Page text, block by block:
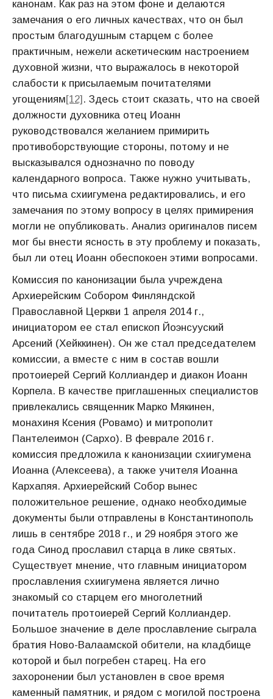
канонам. Как раз на этом фоне и делаются
замечания о его личных качествах, что он был
простым благодушным старцем с более
практичным, нежели аскетическим настроением
духовной жизни, что выражалось в некоторой
слабости к присылаемым почитателями
угощениям[12]. Здесь стоит сказать, что на своей
должности духовника отец Иоанн
руководствовался желанием примирить
противоборствующие стороны, потому и не
высказывался однозначно по поводу
календарного вопроса. Также нужно учитывать,
что письма схиигумена редактировались, и его
замечания по этому вопросу в целях примирения
могли не опубликовать. Анализ оригиналов писем
мог бы внести ясность в эту проблему и показать,
был ли отец Иоанн обеспокоен этими вопросами.
Комиссия по канонизации была учреждена
Архиерейским Собором Финляндской
Православной Церкви 1 апреля 2014 г.,
инициатором ее стал епископ Йоэнсууский
Арсений (Хейккинен). Он же стал председателем
комиссии, а вместе с ним в состав вошли
протоиерей Сергий Коллиандер и диакон Иоанн
Корпела. В качестве приглашенных специалистов
привлекались священник Марко Мякинен,
монахиня Ксения (Ровамо) и митрополит
Пантелеимон (Сархо). В феврале 2016 г.
комиссия предложила к канонизации схиигумена
Иоанна (Алексеева), а также учителя Иоанна
Кархапяя. Архиерейский Собор вынес
положительное решение, однако необходимые
документы были отправлены в Константинополь
лишь в сентябре 2018 г., и 29 ноября этого же
года Синод прославил старца в лике святых.
Существует мнение, что главным инициатором
прославления схиигумена является лично
знакомый со старцем его многолетний
почитатель протоиерей Сергий Коллиандер.
Большое значение в деле прославление сыграла
братия Ново-Валаамской обители, на кладбище
которой и был погребен старец. На его
захоронении был установлен в свое время
каменный памятник, и рядом с могилой построена